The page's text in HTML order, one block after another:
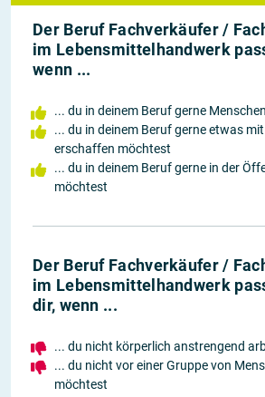
Der Beruf Fachverkäufer /
im Lebensmittelhandwerk
wenn ...
... du in deinem Beruf gerne
... du in deinem Beruf gerne etwas
erschaffen möchtest
... du in deinem Beruf gerne in der
möchtest
Der Beruf Fachverkäufer /
im Lebensmittelhandwerk
dir, wenn ...
... du nicht körperlich anstrengend
... du nicht vor einer Gruppe von
möchtest